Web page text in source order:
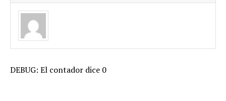
DEBUG: El contador dice 0